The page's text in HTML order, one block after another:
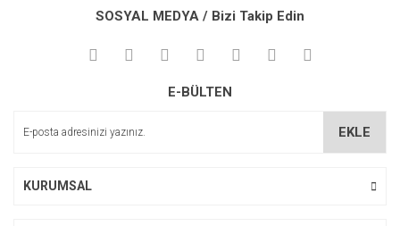
kullanarak tarafımıza iletebilirsiniz.
Görüş ve önerileriniz için teşekkür ederiz.
Ürün açıklamasında eksik bilgiler bulunuyor.
SOSYAL MEDYA / Bizi Takip Edin
E-BÜLTEN
EKLE
KURUMSAL